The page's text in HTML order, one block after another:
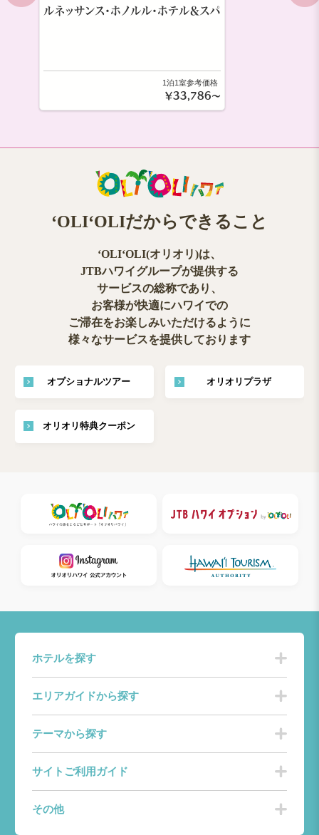
ルネッサンス・ホノルル・ホテル＆スパ
1泊1室参考価格
￥33,786～
ʻOLIʻOLIだからできること
ʻOLIʻOLI(オリオリ)は、
JTBハワイグループが提供する
サービスの総称であり、
お客様が快適にハワイでの
ご滞在をお楽しみいただけるように
様々なサービスを提供しております
オプショナルツアー オリオリプラザ
オリオリ特典クーポン
ホテルを探す
エリアガイドから探す
テーマから探す
サイトご利用ガイド
その他